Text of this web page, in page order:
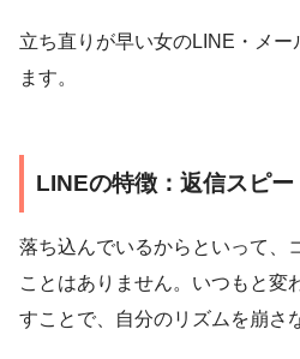
立ち直りが早い女のLINE・メー
ます。
LINEの特徴：返信スピー
落ち込んでいるからといって、
ことはありません。いつもと変
すことで、自分のリズムを崩さ